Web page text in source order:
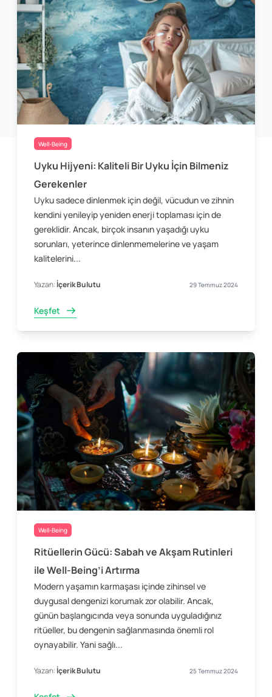
Well-Being
Uyku Hijyeni: Kaliteli Bir Uyku İçin Bilmeniz
Gerekenler
Uyku sadece dinlenmek için değil, vücudun ve zihnin
kendini yenileyip yeniden enerji toplaması için de
gereklidir. Ancak, birçok insanın yaşadığı uyku
sorunları, yeterince dinlenmemelerine ve yaşam
kalitelerini...
Yazan:İçerik Bulutu 29 Temmuz 2024
Keşfet
Well-Being
Ritüellerin Gücü: Sabah ve Akşam Rutinleri
ile Well-Being’i Artırma
Modern yaşamın karmaşası içinde zihinsel ve
duygusal dengenizi korumak zor olabilir. Ancak,
günün başlangıcında veya sonunda uyguladığınız
ritüeller, bu dengenin sağlanmasında önemli rol
oynayabilir. Yani sağlı...
Yazan:İçerik Bulutu 25 Temmuz 2024